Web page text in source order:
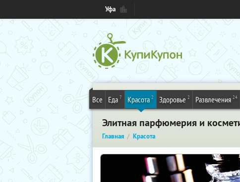
Уфа
Все Еда 7 Красота 2 Здоровье 2 Развлечения 24
Элитная парфюмерия и
Главная Красота